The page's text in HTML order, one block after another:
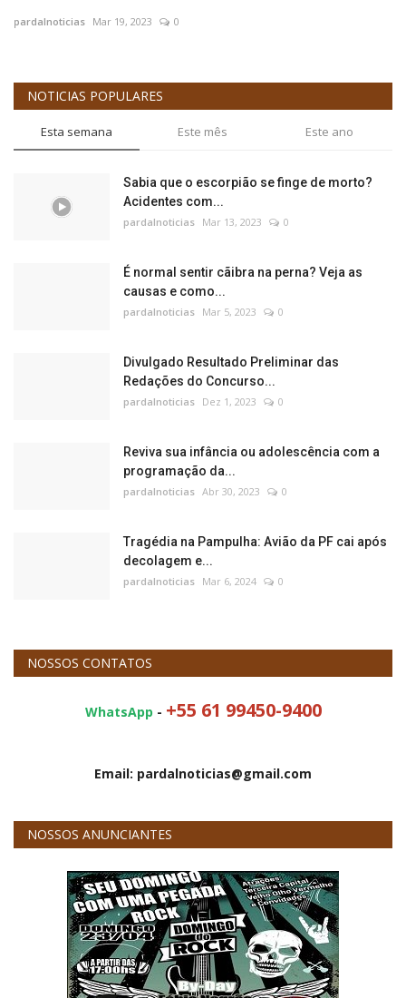
pardalnoticias Mar 19, 2023 0
NOTICIAS POPULARES
Esta semana Este mês Este ano
Sabia que o escorpião se finge de morto?
Acidentes com...
pardalnoticias Mar 13, 2023 0
É normal sentir cãibra na perna? Veja as
causas e como...
pardalnoticias Mar 5, 2023 0
Divulgado Resultado Preliminar das
Redações do Concurso...
pardalnoticias Dez 1, 2023 0
Reviva sua infância ou adolescência com a
programação da...
pardalnoticias Abr 30, 2023 0
Tragédia na Pampulha: Avião da PF cai após
decolagem e...
pardalnoticias Mar 6, 2024 0
NOSSOS CONTATOS
WhatsApp - +55 61 99450-9400
Email: pardalnoticias@gmail.com
NOSSOS ANUNCIANTES